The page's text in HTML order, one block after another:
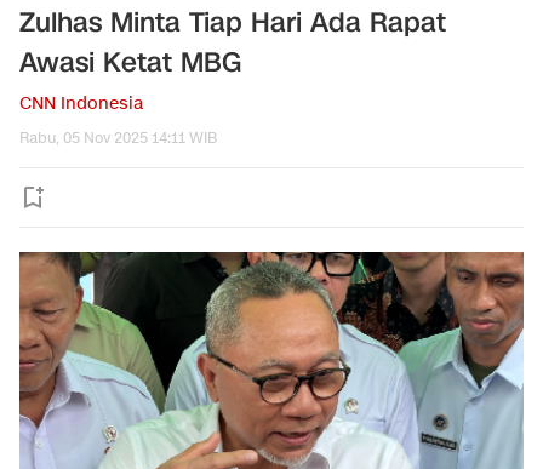
Zulhas Minta Tiap Hari Ada Rapat
Awasi Ketat MBG
CNN Indonesia
Rabu, 05 Nov 2025 14:11 WIB